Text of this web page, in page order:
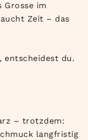
Grosse im
Zeit – das
entscheidest du.
– trotzdem:
langfristig